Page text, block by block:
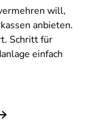
will,
anbieten.
Schritt für
einfach